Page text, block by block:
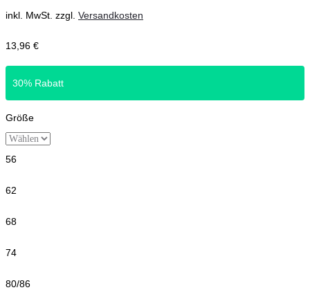
inkl. MwSt. zzgl. Versandkosten
13,96 €
30% Rabatt
Größe
56
62
68
74
80/86